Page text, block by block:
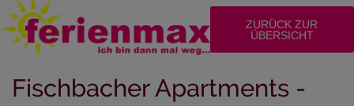
ZURÜCK ZUR
ÜBERSICHT
Fischbacher Apartments -